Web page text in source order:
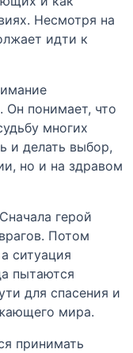
Несмотря на
идти к
Он понимает, что
многих
и делать выбор,
но и на здравом
герой
Потом
ситуация
пытаются
для спасения и
мира.
принимать